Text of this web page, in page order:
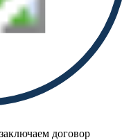
договор